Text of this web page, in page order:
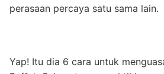
perasaan percaya satu sama lain.
Yap! Itu dia 6 cara untuk